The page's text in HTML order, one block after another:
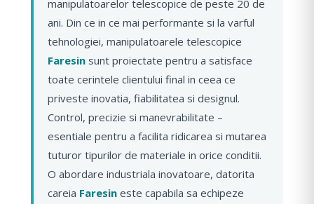
manipulatoarelor telescopice de peste 20 de
ani. Din ce in ce mai performante si la varful
tehnologiei, manipulatoarele telescopice
Faresin sunt proiectate pentru a satisface
toate cerintele clientului final in ceea ce
priveste inovatia, fiabilitatea si designul.
Control, precizie si manevrabilitate –
esentiale pentru a facilita ridicarea si mutarea
tuturor tipurilor de materiale in orice conditii.
O abordare industriala inovatoare, datorita
careia Faresin este capabila sa echipeze